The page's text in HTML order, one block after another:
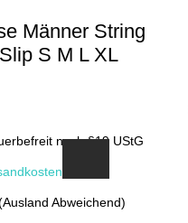
Männer String
S M L XL
nach §19 UStG
Abweichend)